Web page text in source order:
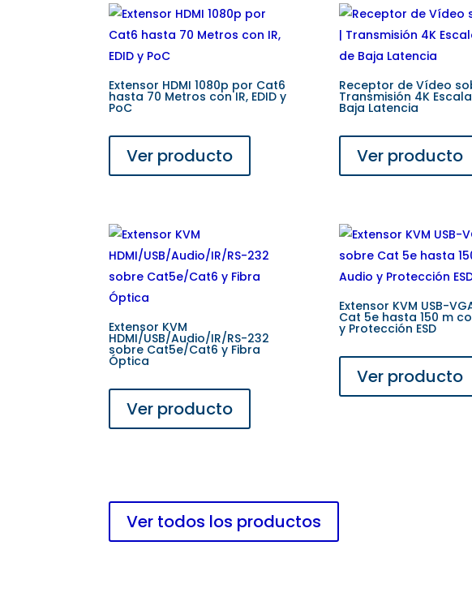
Extensor HDMI 1080p por Cat6
hasta 70 Metros con IR, EDID y
PoC
Ver producto
Receptor de Vídeo
Transmisión 4K
Baja Latencia
Ver producto
Extensor KVM
HDMI/USB/Audio/IR/RS-232
sobre Cat5e/Cat6 y Fibra
Óptica
Ver producto
Extensor KVM USB-
Cat 5e hasta 150 m
y Protección ESD
Ver producto
Ver todos los productos